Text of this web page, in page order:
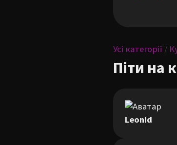
Усі категорії /
Піти на
Leonid